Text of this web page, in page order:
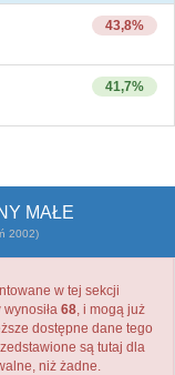
43,8%
41,7%
MAŁE
2002)
w tej sekcji
68, i mogą już
dostępne dane tego
są tutaj dla
niż żadne.